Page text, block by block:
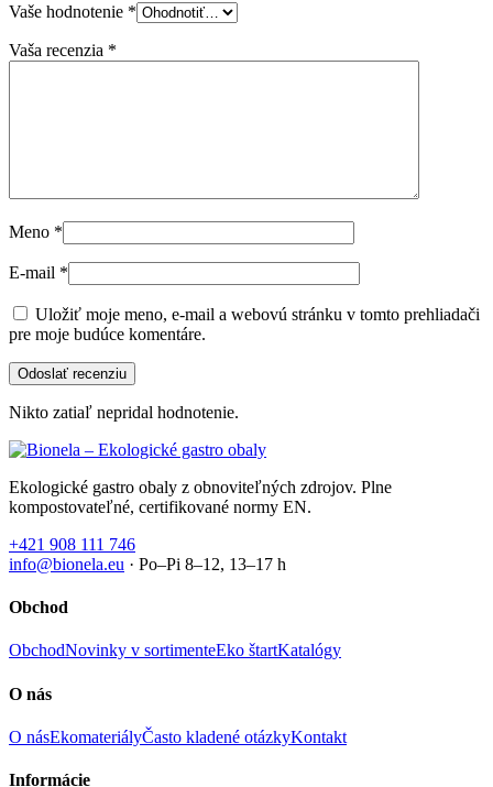
Vaše hodnotenie *
Vaša recenzia *
Meno *
E-mail *
Uložiť moje meno, e-mail a webovú stránku v tomto prehliadači
pre moje budúce komentáre.
Nikto zatiaľ nepridal hodnotenie.
Ekologické gastro obaly z obnoviteľných zdrojov. Plne
kompostovateľné, certifikované normy EN.
+421 908 111 746
info@bionela.eu · Po–Pi 8–12, 13–17 h
Obchod
ObchodNovinky v sortimenteEko štartKatalógy
O nás
O násEkomateriályČasto kladené otázkyKontakt
Informácie